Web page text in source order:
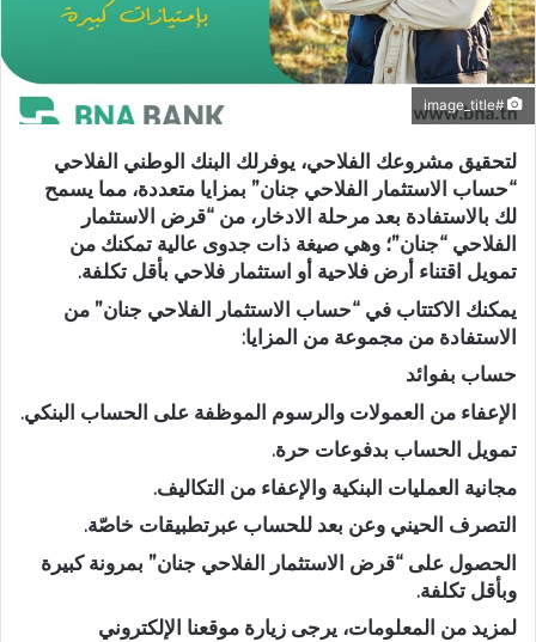
#image_title
لتحقيق مشروعك الفلاحي، يوفرلك البنك الوطني الفلاحي
“حساب الاستثمار الفلاحي جنان” بمزايا متعددة، مما يسمح
لك بالاستفادة بعد مرحلة الادخار، من “قرض الاستثمار
الفلاحي “جنان”؛ وهي صيغة ذات جدوى عالية تمكنك من
تمويل اقتناء أرض فلاحية أو استثمار فلاحي بأقل تكلفة.
يمكنك الاكتتاب في “حساب الاستثمار الفلاحي جنان” من
الاستفادة من مجموعة من المزايا:
حساب بفوائد
الإعفاء من العمولات والرسوم الموظفة على الحساب البنكي.
تمويل الحساب بدفوعات حرة.
مجانية العمليات البنكية والإعفاء من التكاليف.
التصرف الحيني وعن بعد للحساب عبرتطبيقات خاصّة.
الحصول على “قرض الاستثمار الفلاحي جنان” بمرونة كبيرة
وبأقل تكلفة.
لمزيد من المعلومات، يرجى زيارة موقعنا الإلكتروني